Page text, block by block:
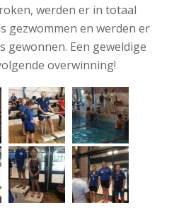
werden er in totaal
gezwommen en werden er
gewonnen. Een geweldige
overwinning!